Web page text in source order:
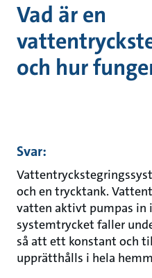
Vad är en
och hur
Svar:
och en trycktank.
vatten aktivt pumpas in
systemtrycket faller
så att ett konstant och
upprätthålls i hela